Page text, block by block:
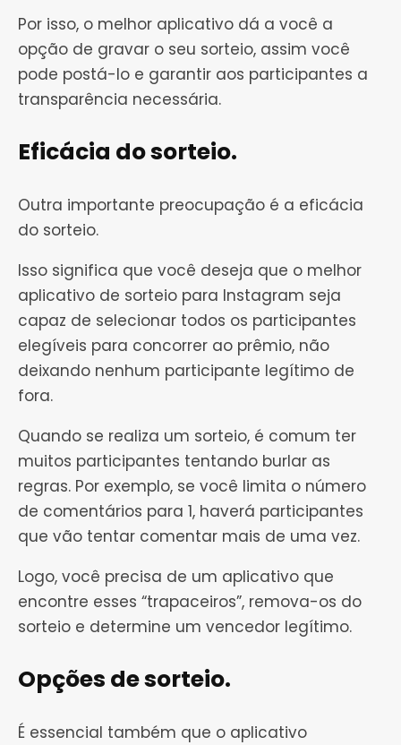
Por isso, o melhor aplicativo dá a você a
opção de gravar o seu sorteio, assim você
pode postá-lo e garantir aos participantes a
transparência necessária.
Eficácia do sorteio.
Outra importante preocupação é a eficácia
do sorteio.
Isso significa que você deseja que o melhor
aplicativo de sorteio para Instagram seja
capaz de selecionar todos os participantes
elegíveis para concorrer ao prêmio, não
deixando nenhum participante legítimo de
fora.
Quando se realiza um sorteio, é comum ter
muitos participantes tentando burlar as
regras. Por exemplo, se você limita o número
de comentários para 1, haverá participantes
que vão tentar comentar mais de uma vez.
Logo, você precisa de um aplicativo que
encontre esses “trapaceiros”, remova-os do
sorteio e determine um vencedor legítimo.
Opções de sorteio.
É essencial também que o aplicativo